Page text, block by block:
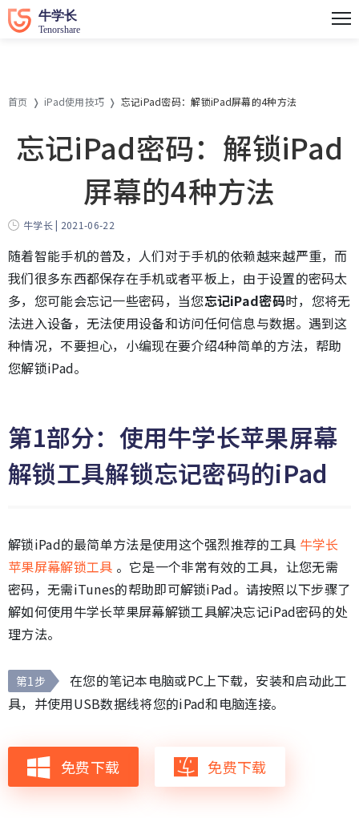
首页 iPad使用技巧 忘记iPad密码：解锁iPad屏幕的4种方法
忘记iPad密码：解锁iPad
屏幕的4种方法
牛学长 | 2021-06-22
随着智能手机的普及，人们对于手机的依赖越来越严重，而
我们很多东西都保存在手机或者平板上，由于设置的密码太
多，您可能会忘记一些密码，当您忘记iPad密码时，您将无
法进入设备，无法使用设备和访问任何信息与数据。遇到这
种情况，不要担心，小编现在要介绍4种简单的方法，帮助
您解锁iPad。
第1部分：使用牛学长苹果屏幕
解锁工具解锁忘记密码的iPad
解锁iPad的最简单方法是使用这个强烈推荐的工具 牛学长
苹果屏幕解锁工具 。它是一个非常有效的工具，让您无需
密码，无需iTunes的帮助即可解锁iPad。请按照以下步骤了
解如何使用牛学长苹果屏幕解锁工具解决忘记iPad密码的处
理方法。
第1步
在您的笔记本电脑或PC上下载，安装和启动此工
具，并使用USB数据线将您的iPad和电脑连接。
免费下载 免费下载